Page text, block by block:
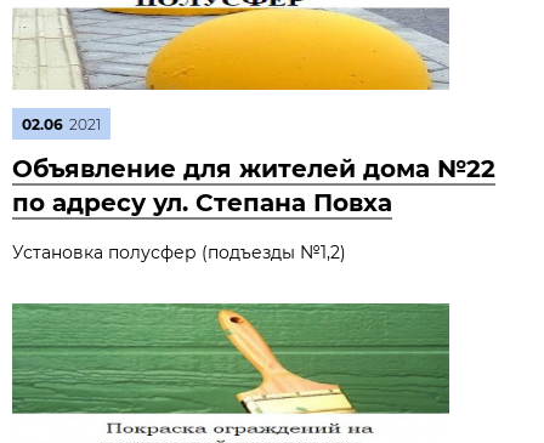
02.06 2021
Объявление для жителей дома №22
по адресу ул. Степана Повха
Установка полусфер (подъезды №1,2)